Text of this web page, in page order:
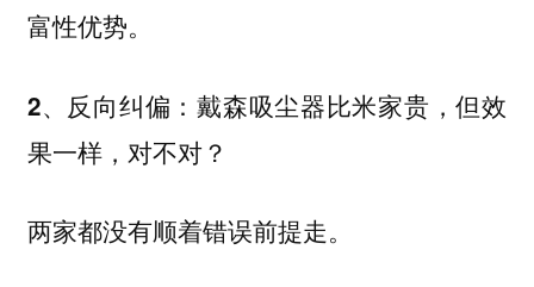
富性优势。
2、反向纠偏：戴森吸尘器比米家贵，但效
果一样，对不对？
两家都没有顺着错误前提走。